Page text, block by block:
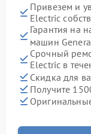
Привезем и
Electric
Гарантия на
машин
Срочный
Electric в
Скидка для
Получите